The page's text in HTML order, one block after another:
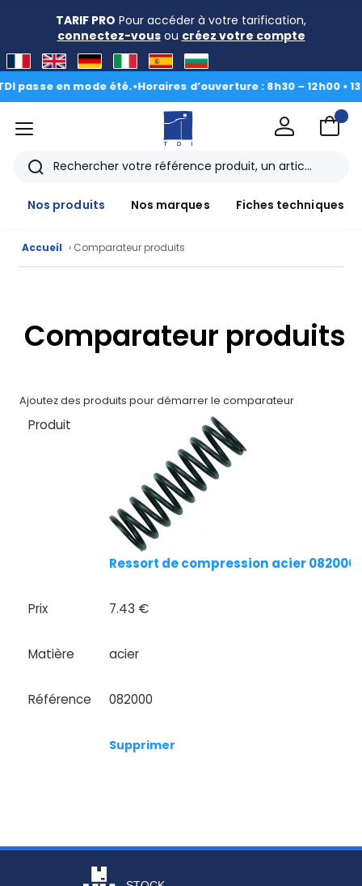
TARIF PRO Pour accéder à votre tarification,
connectez-vousou créez votre compte
passe en mode été.•Horaires d’ouverture : 8h30 – 12h00 •
CAD/3D
marques
Fiches
Documentations
Mon
menu
Rechercher
Nos produits
Nos marques Fiches techniques
Accueil › Comparateur produits
Comparateur produits
Ajoutez des produits pour démarrer le comparateur
Produit
Ressort de compression acier 082000
Prix 7.43 €
Matière acier
Référence 082000
Supprimer